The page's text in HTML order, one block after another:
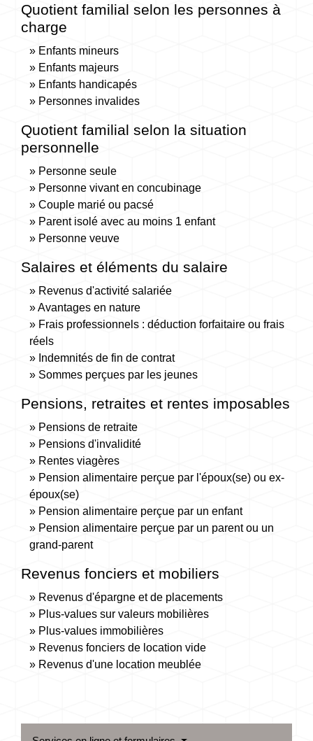
Quotient familial selon les personnes à
charge
Enfants mineurs
Enfants majeurs
Enfants handicapés
Personnes invalides
Quotient familial selon la situation
personnelle
Personne seule
Personne vivant en concubinage
Couple marié ou pacsé
Parent isolé avec au moins 1 enfant
Personne veuve
Salaires et éléments du salaire
Revenus d'activité salariée
Avantages en nature
Frais professionnels : déduction forfaitaire ou frais
réels
Indemnités de fin de contrat
Sommes perçues par les jeunes
Pensions, retraites et rentes imposables
Pensions de retraite
Pensions d'invalidité
Rentes viagères
Pension alimentaire perçue par l'époux(se) ou ex-
époux(se)
Pension alimentaire perçue par un enfant
Pension alimentaire perçue par un parent ou un
grand-parent
Revenus fonciers et mobiliers
Revenus d'épargne et de placements
Plus-values sur valeurs mobilières
Plus-values immobilières
Revenus fonciers de location vide
Revenus d'une location meublée